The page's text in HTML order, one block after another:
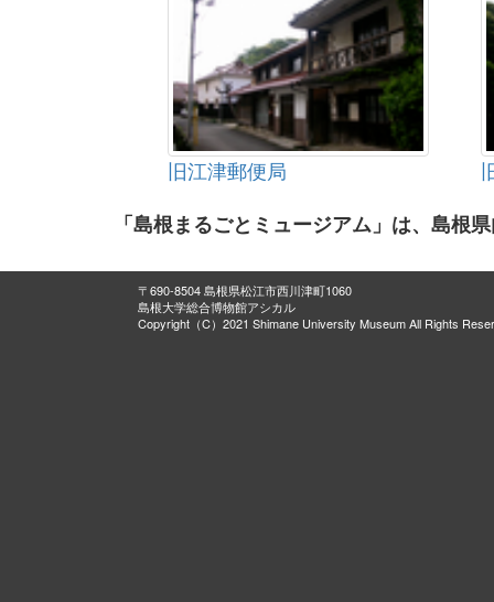
旧江津郵便局
「島根まるごとミュージアム」は、島根
〒690-8504 島根県松江市西川津町1060
島根大学総合博物館アシカル
Copyright（C）2021 Shimane University Museum All Rights